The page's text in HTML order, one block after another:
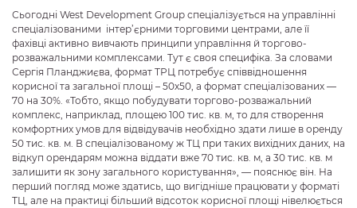
Сьогодні West Development Group спеціалізується на управлінні
спеціалізованими інтер’єрними торговими центрами, але її
фахівці активно вивчають принципи управління й торгово-
розважальними комплексами. Тут є своя специфіка. За словами
Сергія Планджиєва, формат ТРЦ потребує співвідношення
корисної та загальної площі – 50х50, а формат спеціалізованих —
70 на 30%. «Тобто, якщо побудувати торгово-розважальний
комплекс, наприклад, площею 100 тис. кв. м, то для створення
комфортних умов для відвідувачів необхідно здати лише в оренду
50 тис. кв. м. В спеціалізованому ж ТЦ при таких вихідних даних, на
відкуп орендарям можна віддати вже 70 тис. кв. м, а 30 тис. кв. м
залишити як зону загального користування», — пояснює він. На
перший погляд може здатись, що вигідніше працювати у форматі
ТЦ, але на практиці більший відсоток корисної площі нівелюється